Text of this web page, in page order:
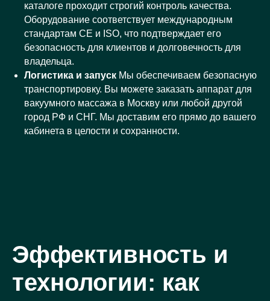
каталоге проходит строгий контроль качества.
Оборудование соответствует международным
стандартам CE и ISO, что подтверждает его
безопасность для клиентов и долговечность для
владельца.
Логистика и запуск Мы обеспечиваем безопасную
транспортировку. Вы можете заказать аппарат для
вакуумного массажа в Москву или любой другой
город РФ и СНГ. Мы доставим его прямо до вашего
кабинета в целости и сохранности.
Эффективность и
технологии: как